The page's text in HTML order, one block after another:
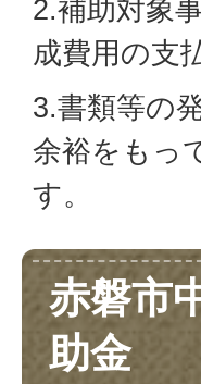
2.補助対象
成費用の支
3.書類等の
余裕をもっ
す。
赤磐市
助金